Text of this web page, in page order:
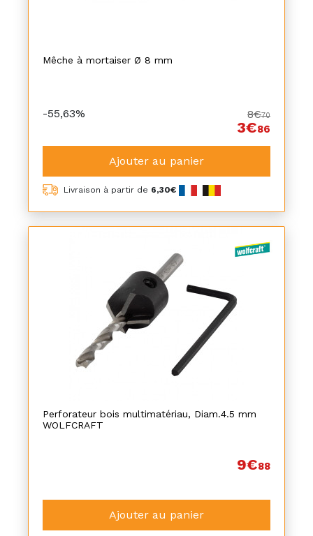
Mêche à mortaiser Ø 8 mm
-55,63% 8€70
3€86
Ajouter au panier
Livraison à partir de 6,30€
Perforateur bois multimatériau, Diam.4.5 mm
WOLFCRAFT
9€88
Ajouter au panier